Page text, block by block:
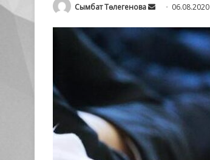
Сымбат Төлегенова
Send 06.08.2020